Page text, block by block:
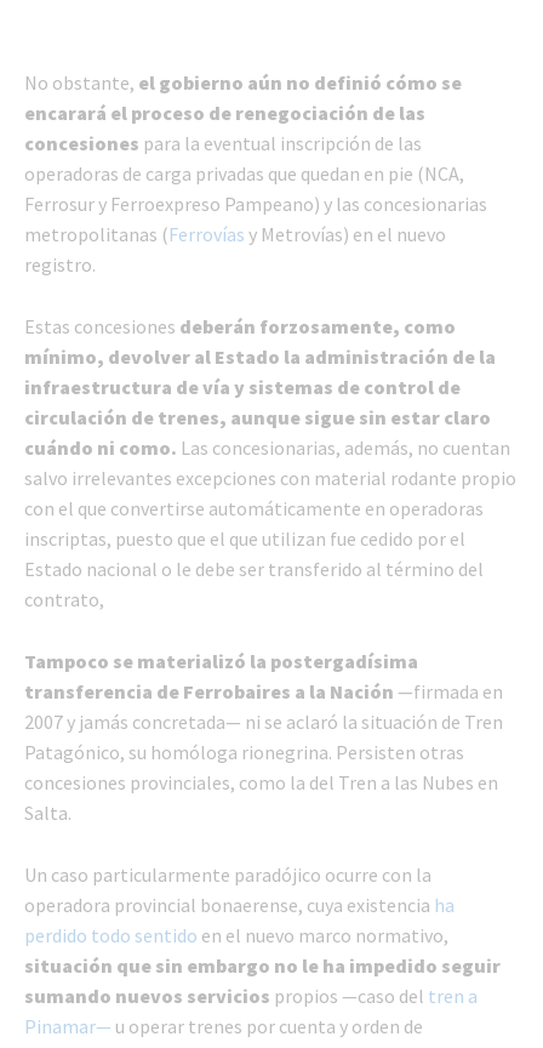
No obstante, el gobierno aún no definió cómo se
encarará el proceso de renegociación de las
concesiones para la eventual inscripción de las
operadoras de carga privadas que quedan en pie (NCA,
Ferrosur y Ferroexpreso Pampeano) y las concesionarias
metropolitanas (Ferrovías y Metrovías) en el nuevo
registro.
Estas concesiones deberán forzosamente, como
mínimo, devolver al Estado la administración de la
infraestructura de vía y sistemas de control de
circulación de trenes, aunque sigue sin estar claro
cuándo ni como. Las concesionarias, además, no cuentan
salvo irrelevantes excepciones con material rodante propio
con el que convertirse automáticamente en operadoras
inscriptas, puesto que el que utilizan fue cedido por el
Estado nacional o le debe ser transferido al término del
contrato,
Tampoco se materializó la postergadísima
transferencia de Ferrobaires a la Nación —firmada en
2007 y jamás concretada— ni se aclaró la situación de Tren
Patagónico, su homóloga rionegrina. Persisten otras
concesiones provinciales, como la del Tren a las Nubes en
Salta.
Un caso particularmente paradójico ocurre con la
operadora provincial bonaerense, cuya existencia ha
perdido todo sentido en el nuevo marco normativo,
situación que sin embargo no le ha impedido seguir
sumando nuevos servicios propios —caso del tren a
Pinamar— u operar trenes por cuenta y orden de